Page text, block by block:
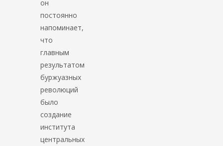
он
постоянно
напоминает,
что
главным
результатом
буржуазных
революций
было
создание
института
центральных